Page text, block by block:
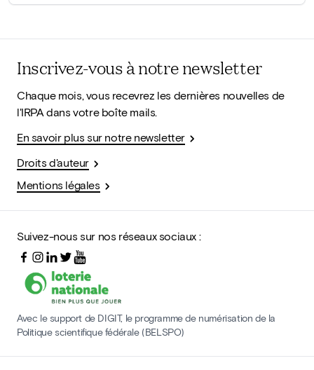
Inscrivez-vous à notre newsletter
Chaque mois, vous recevrez les dernières nouvelles de
l'IRPA dans votre boîte mails.
En savoir plus sur notre newsletter
Droits d'auteur
Mentions légales
Suivez-nous sur nos réseaux sociaux :
Avec le support de DIGIT, le programme de numérisation de la
Politique scientifique fédérale (BELSPO)